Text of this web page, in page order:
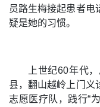
员路生梅接起患者电
疑是她的习惯。
上世纪60年代
县，翻山越岭上门义
志愿医疗队，践行“